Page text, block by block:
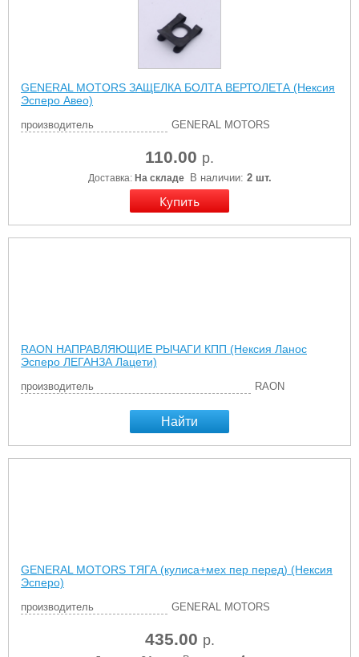
GENERAL MOTORS ЗАЩЕЛКА БОЛТА ВЕРТОЛЕТА (Нексия
Эсперо Авео)
производитель GENERAL MOTORS
110.00 р.
Доставка: На складе В наличии: 2 шт.
RAON НАПРАВЛЯЮЩИЕ РЫЧАГИ КПП (Нексия Ланос
Эсперо ЛЕГАНЗА Лацети)
производитель RAON
Найти
GENERAL MOTORS ТЯГА (кулиса+мех пер перед) (Нексия
Эсперо)
производитель GENERAL MOTORS
435.00 р.